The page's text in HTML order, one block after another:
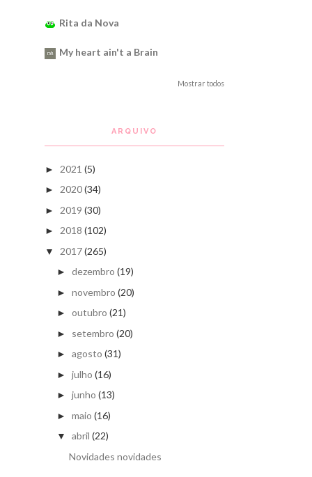
Rita da Nova
My heart ain't a Brain
Mostrar todos
ARQUIVO
► 2021 (5)
► 2020(34)
► 2019 (30)
► 2018 (102)
▼ 2017(265)
► dezembro (19)
► novembro (20)
► outubro (21)
► setembro (20)
► agosto (31)
► julho (16)
► junho (13)
► maio (16)
▼ abril (22)
Novidades novidades